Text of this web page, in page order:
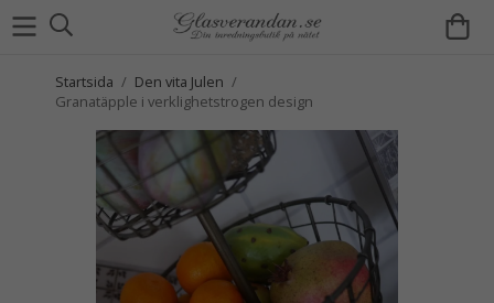
Startsida / Den vita Julen /
Granatäpple i verklighetstrogen design